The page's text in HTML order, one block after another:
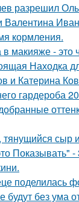
разрешил
Валентина
кормления.
макияже - это
Находка
и Катерина
гардероба
сыр
Показывать"
поделилась
будут без ума